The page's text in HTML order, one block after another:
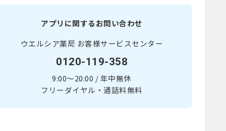
アプリに関するお問い合わせ
ウエルシア薬局 お客様サービスセンター
0120-119-358
9:00～20:00 / 年中無休
フリーダイヤル・通話料無料